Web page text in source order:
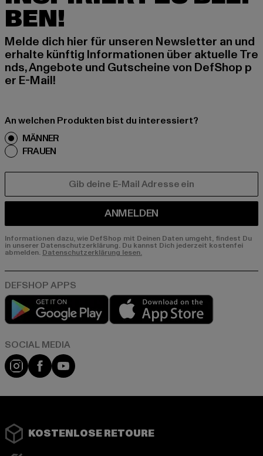
BEN!
Melde dich hier für unseren Newsletter an und
erhalte künftig Informationen über aktuelle Tre
nds, Angebote und Gutscheine von DefShop p
er E-Mail!
An welchen Produkten bist du interessiert?
MÄNNER
FRAUEN
ANMELDEN
Informationen dazu, wie DefShop mit Deinen Daten umgeht, findest Du
in unserer Datenschutzerklärung. Du kannst Dich jederzeit kostenfei
abmelden. Datenschutzerklärung lesen.
Play market
Instagram
FacebookYouTube
KOSTENLOSE RETOURE